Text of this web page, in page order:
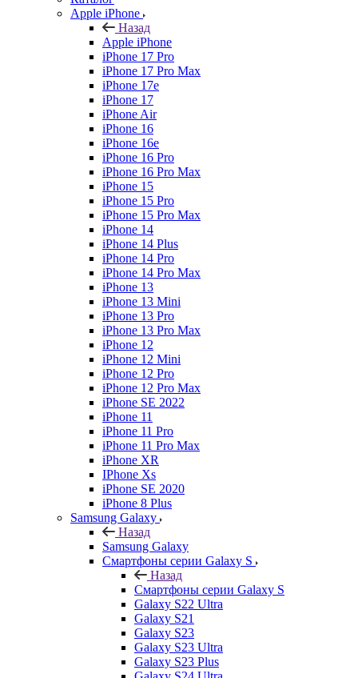
Apple iPhone
Назад
Apple iPhone
iPhone 17 Pro
iPhone 17 Pro Max
iPhone 17e
iPhone 17
iPhone Air
iPhone 16
iPhone 16e
iPhone 16 Pro
iPhone 16 Pro Max
iPhone 15
iPhone 15 Pro
iPhone 15 Pro Max
iPhone 14
iPhone 14 Plus
iPhone 14 Pro
iPhone 14 Pro Max
iPhone 13
iPhone 13 Mini
iPhone 13 Pro
iPhone 13 Pro Max
iPhone 12
iPhone 12 Mini
iPhone 12 Pro
iPhone 12 Pro Max
iPhone SE 2022
iPhone 11
iPhone 11 Pro
iPhone 11 Pro Max
iPhone XR
IPhone Xs
iPhone SE 2020
iPhone 8 Plus
Samsung Galaxy
Назад
Samsung Galaxy
Смартфоны серии Galaxy S
Назад
Смартфоны серии Galaxy S
Galaxy S22 Ultra
Galaxy S21
Galaxy S23
Galaxy S23 Ultra
Galaxy S23 Plus